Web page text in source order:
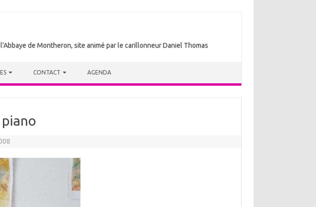
de Montheron, site animé par le carillonneur Daniel Thomas
CONTACT AGENDA